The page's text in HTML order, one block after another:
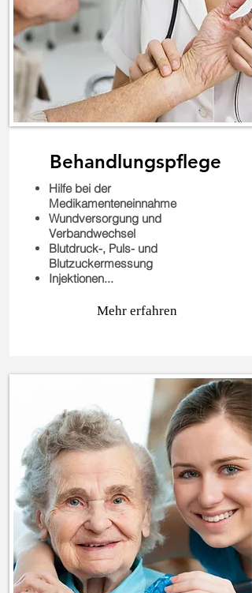
Behandlungspflege
Hilfe bei der
Medikamenteneinnahme
Wundversorgung und
Verbandwechsel
Blutdruck-, Puls- und
Blutzuckermessung
Injektionen...
Mehr erfahren